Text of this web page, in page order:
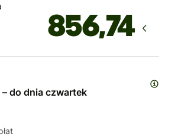
– do dnia czwartek